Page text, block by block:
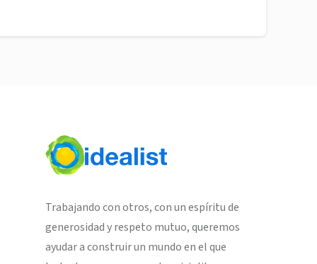
Trabajando con otros, con un espíritu de
generosidad y respeto mutuo, queremos
ayudar a construir un mundo en el que